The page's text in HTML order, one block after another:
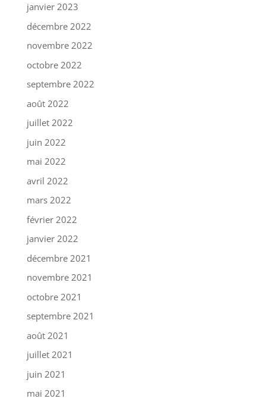
janvier 2023
décembre 2022
novembre 2022
octobre 2022
septembre 2022
août 2022
juillet 2022
juin 2022
mai 2022
avril 2022
mars 2022
février 2022
janvier 2022
décembre 2021
novembre 2021
octobre 2021
septembre 2021
août 2021
juillet 2021
juin 2021
mai 2021